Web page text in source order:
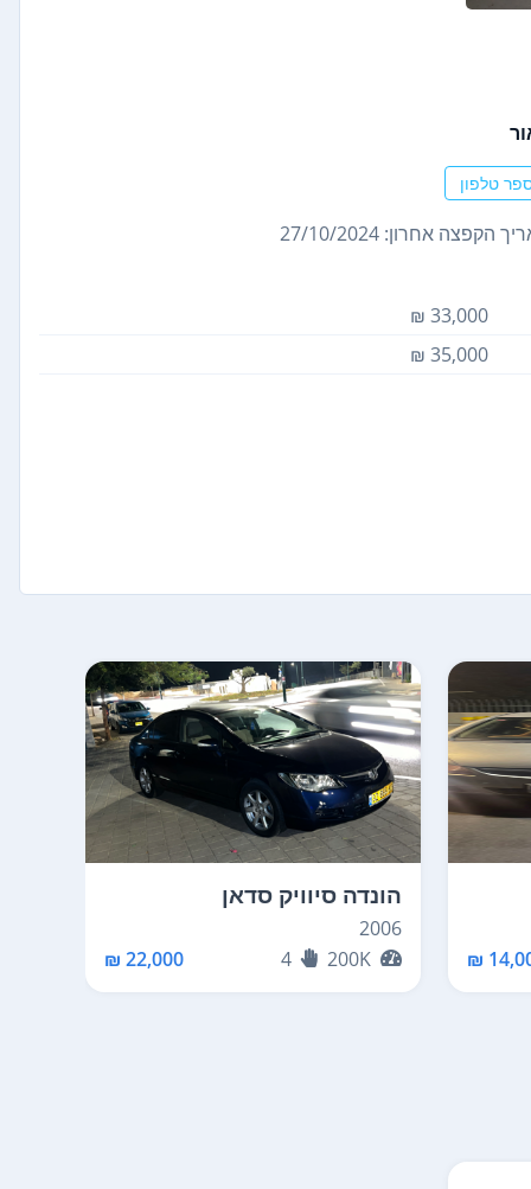
טלפון
הקפצה אחרון: 27/10/2024
33,000 ₪
35,000 ₪
הונדה סיוויק סדאן
2006
200K
4
22,000 ₪